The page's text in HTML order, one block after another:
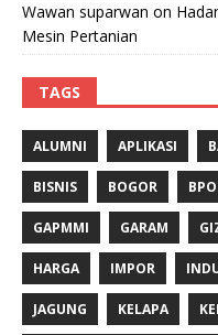
Wawan suparwan on
Mesin Pertanian
TAGS
ALUMNI APLIKASI
BISNIS BOGOR
GAPMMI GARAM
HARGA IMPOR
JAGUNG KELAPA